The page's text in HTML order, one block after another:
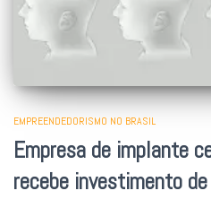
EMPREENDEDORISMO NO BRASIL
Empresa de implante
recebe investimento